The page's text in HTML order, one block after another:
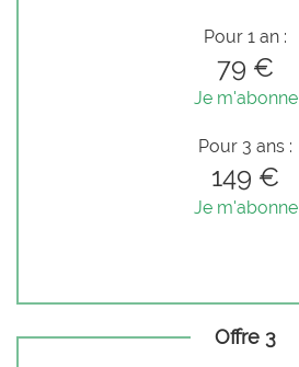
Pour 1 an :
79 €
Je m'abonne
Pour 3 ans :
149 €
Je m'abonne
Offre 3